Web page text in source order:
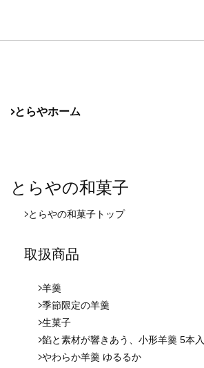
とらやホーム
とらやの和菓子
とらやの和菓子 トップ
取扱商品
羊羹
季節限定の羊羹
生菓子
餡と素材が響きあう、小形羊羹 5本入
やわらか羊羹 ゆるるか